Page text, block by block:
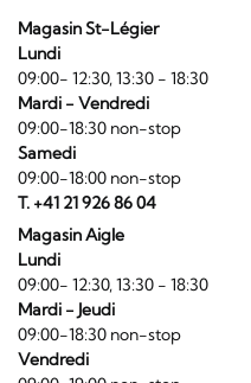
Magasin St-Légier
Lundi
09:00- 12:30, 13:30 - 18:30
Mardi - Vendredi
09:00-18:30 non-stop
Samedi
09:00-18:00 non-stop
T. +41 21 926 86 04
Magasin Aigle
Lundi
09:00- 12:30, 13:30 - 18:30
Mardi - Jeudi
09:00-18:30 non-stop
Vendredi